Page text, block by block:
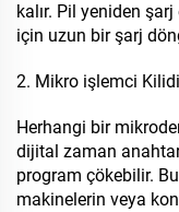
kalır. Pil yeniden
için uzun bir şarj
2. Mikro işlemci
Herhangi bir
dijital zaman
program çökebilir.
makinelerin veya